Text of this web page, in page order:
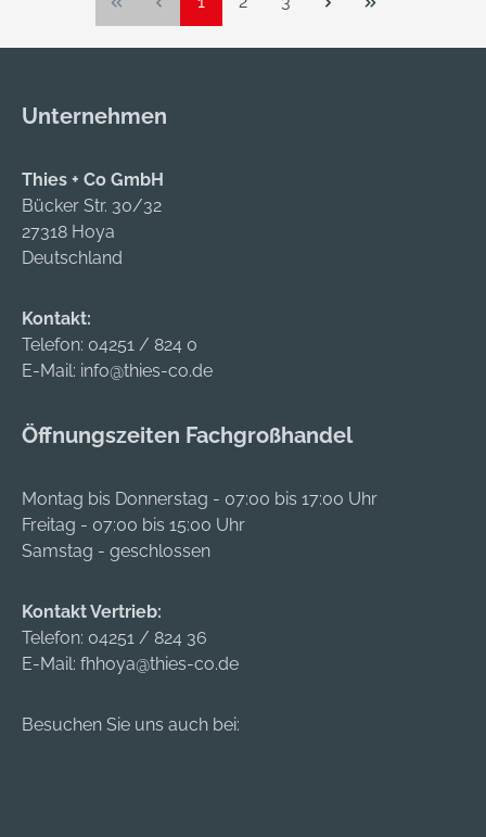
Unternehmen
Thies + Co GmbH
Bücker Str. 30/32
27318 Hoya
Deutschland
Kontakt:
Telefon: 04251 / 824 0
E-Mail: info@thies-co.de
Öffnungszeiten Fachgroßhandel
Montag bis Donnerstag - 07:00 bis 17:00 Uhr
Freitag - 07:00 bis 15:00 Uhr
Samstag - geschlossen
Kontakt Vertrieb:
Telefon: 04251 / 824 36
E-Mail: fhhoya@thies-co.de
Besuchen Sie uns auch bei: